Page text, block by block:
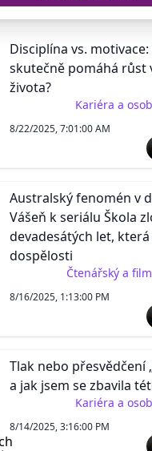
Disciplína vs. motivace:
skutečně pomáhá růst
života?
Kariéra a
8/22/2025, 7:01:00 AM
Australský fenomén v
Vášeň k seriálu Škola
devadesátých let,
dospělosti
Čtenářský a
8/16/2025, 1:13:00 PM
Tlak nebo přesvědčení
a jak jsem se zbavila
Kariéra a
8/14/2025, 3:16:00 PM